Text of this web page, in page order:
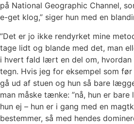
på National Geographic Channel,
e-get klog,” siger hun med en
”Det er jo ikke rendyrket mine
tage lidt og blande med det, man
i hvert fald lært en del om, hvordan
tegn. Hvis jeg for eksempel som
gå ud af stuen og hun så bare
man måske tænke: ”nå, hun er bare
hun ej – hun er i gang med en
bestemmer, så med hendes